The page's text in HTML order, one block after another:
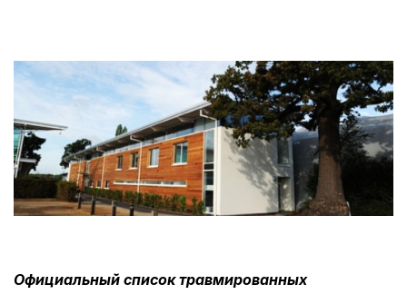
Официальный список травмированных